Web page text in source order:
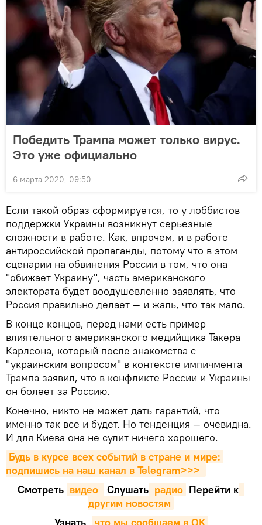
Победить Трампа может только вирус.
Это уже официально
6 марта 2020, 09:50
Если такой образ сформируется, то у лоббистов
поддержки Украины возникнут серьезные
сложности в работе. Как, впрочем, и в работе
антироссийской пропаганды, потому что в этом
сценарии на обвинения России в том, что она
"обижает Украину", часть американского
электората будет воодушевленно заявлять, что
Россия правильно делает — и жаль, что так мало.
В конце концов, перед нами есть пример
влиятельного американского медийщика Такера
Карлсона, который после знакомства с
"украинским вопросом" в контексте импичмента
Трампа заявил, что в конфликте России и Украины
он болеет за Россию.
Конечно, никто не может дать гарантий, что
именно так все и будет. Но тенденция — очевидна.
И для Киева она не сулит ничего хорошего.
Будь в курсе всех событий в стране и мире:
подпишись на наш канал в Telegram>>>
Смотреть видео Cлушать радио Перейти к
другим новостям
Узнать, что мы сообщаем в OK